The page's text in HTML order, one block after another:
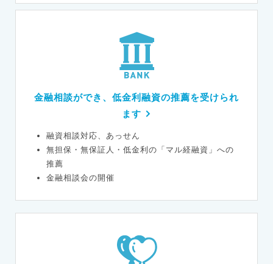
金融相談ができ、低金利融資の推薦を受けられ
ます
融資相談対応、あっせん
無担保・無保証人・低金利の「マル経融資」への
推薦
金融相談会の開催